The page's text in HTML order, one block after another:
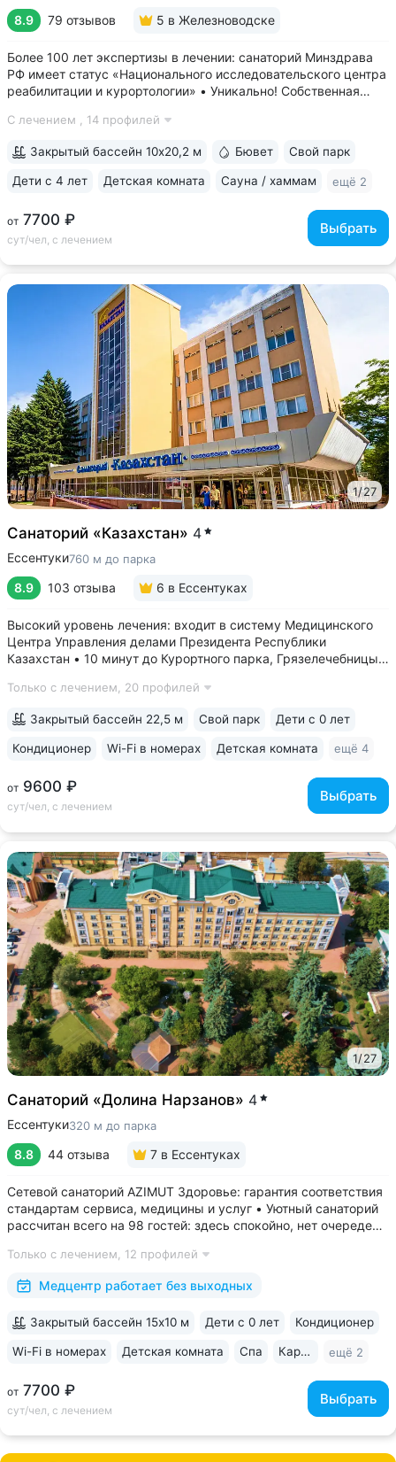
8.9 79 отзывов 5 в Железноводске
Более 100 лет экспертизы в лечении: санаторий Минздрава
РФ имеет статус «Национального исследовательского центра
реабилитации и курортологии» • Уникально! Собственная
«Горный воздух» — единственный санаторий, где можно
С лечением , 14 профилей
от 7700 ₽
сут/чел, с лечением
Выбрать
Закрытый бассейн 10х20,2 м Бювет Свой парк
Дети с 4 лет Детская комната Сауна / хаммам ещё 2
1/27
Санаторий «Казахстан» 4
Ессентуки760 м до парка
8.9 103 отзыва 6 в Ессентуках
Высокий уровень лечения: входит в систему Медицинского
Центра Управления делами Президента Республики
Казахстан • 10 минут до Курортного парка, Грязелечебницы
и «Ессентуки-Новая» • Санаторий с восточным колоритом
Только с лечением, 20 профилей
от 9600 ₽
сут/чел, с лечением
Выбрать
Закрытый бассейн 22,5 м Свой парк Дети с 0 лет
Кондиционер Wi-Fi в номерах Детская комната ещё 4
1/27
Санаторий «Долина Нарзанов» 4
Ессентуки320 м до парка
8.8 44 отзыва 7 в Ессентуках
Сетевой санаторий AZIMUT Здоровье: гарантия соответствия
стандартам сервиса, медицины и услуг • Уютный санаторий
рассчитан всего на 98 гостей: здесь спокойно, нет очередей,
Медицинский центр работает без выходных с 8:00 до 18:00 •
Расположен...
Только с лечением, 12 профилей
Медцентр работает без выходных
от 7700 ₽
сут/чел, с лечением
Выбрать
Закрытый бассейн 15х10 м Дети с 0 лет Кондиционер
Wi-Fi в номерах Детская комната Спа Караоке ещё 2